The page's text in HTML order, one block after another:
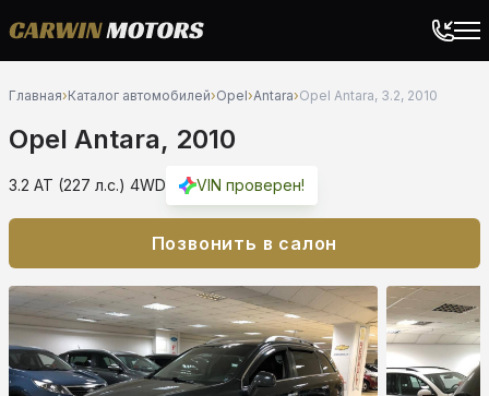
Главная›Каталог автомобилей›Opel›Antara›Opel Antara, 3.2, 2010
Opel Antara, 2010
3.2 AT (227 л.с.) 4WD VIN проверен!
Позвонить в салон